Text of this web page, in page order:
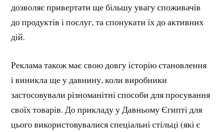
дозволяє привертати ще більшу увагу споживачів
до продуктів і послуг, та спонукати їх до активних
дій.
Реклама також має свою довгу історію становлення
і виникла ще у давнину, коли виробники
застосовували різноманітні способи для просування
своїх товарів. До прикладу у Давньому Єгипті для
цього використовувалися спеціальні стільці (які є